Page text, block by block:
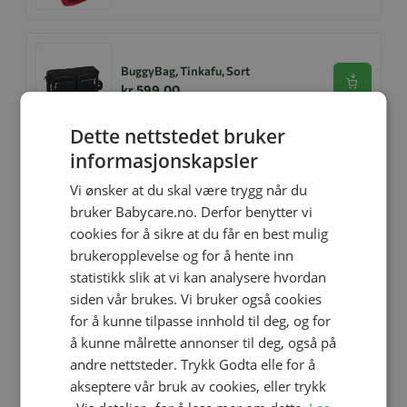
BuggyBag, Tinkafu, Sort
kr 599,00 Se
Relaterte produkter
-60%
Legg til Legg til
Dette nettstedet bruker
informasjonskapsler
Vi ønsker at du skal være trygg når du
bruker Babycare.no. Derfor benytter vi
cookies for å sikre at du får en best mulig
brukeropplevelse og for å hente inn
statistikk slik at vi kan analysere hvordan
siden vår brukes. Vi bruker også cookies
for å kunne tilpasse innhold til deg, og for
å kunne målrette annonser til deg, også på
andre nettsteder. Trykk Godta elle for å
akseptere vår bruk av cookies, eller trykk